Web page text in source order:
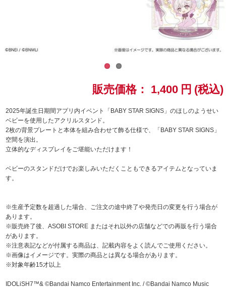
ラブライブ！シリーズ
ラブライブ！
ラブライブ！サンシャイン‼
ラブライブ！スーパースター!!
アイドリッシュセブン
モフモフパレード
販売価格： 1,400 円 (税込)
2025年誕生日期間アプリ内イベント「BABY STAR SIGNS」のほしのようせい
ベビーを使用したアクリルスタンド。
2枚の背景プレートと本体を組み合わせて飾る仕様で、「BABY STAR SIGNS」
空間を演出。
立体的なディスプレイをご堪能いただけます！
ベビーのスタンドだけでお楽しみいただくこともできるアイテムとなっていま
す。
※生産予定数を超過した場合、ご注文の途中終了や発売日の変更を行う場合が
あります。
※販売終了後、ASOBI STORE またはそれ以外の店舗などでの再販を行う場合
があります。
※注意表記などが付属する商品は、記載内容をよく読んでご使用ください。
※画像はイメージです。実際の商品とは異なる場合があります。
※対象年齢15才以上
IDOLiSH7™& ©Bandai Namco Entertainment Inc. / ©Bandai Namco Music